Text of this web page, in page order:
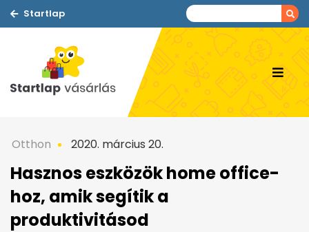
Startlap
Otthon 2020. március 20.
Hasznos eszközök home office-
hoz, amik segítik a
produktivitásod